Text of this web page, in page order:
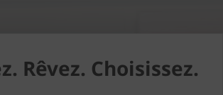
Rêvez. Choisissez.